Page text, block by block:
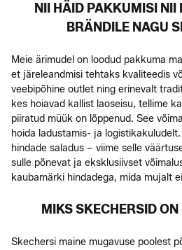
NII HÄID PAKKUMISI NII
BRÄNDILE NAGU
Meie ärimudel on loodud pakkuma
et järeleandmisi tehtaks kvaliteedis
veebipõhine outlet ning erinevalt
kes hoiavad kallist laoseisu, tellime
piiratud müük on lõppenud. See
hoida ladustamis- ja
hindade saladus – viime selle
sulle põnevat ja eksklusiivset
kaubamärki hindadega, mida mujalt
MIKS SKECHERSID
Skechersi maine mugavuse poolest